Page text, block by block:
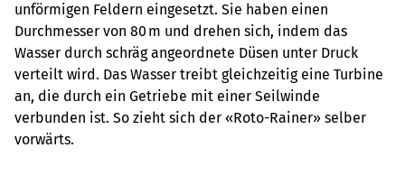
unförmigen Feldern eingesetzt. Sie haben einen
Durchmesser von 80 m und drehen sich, indem das
Wasser durch schräg angeordnete Düsen unter Druck
verteilt wird. Das Wasser treibt gleichzeitig eine Turbine
an, die durch ein Getriebe mit einer Seilwinde
verbunden ist. So zieht sich der «Roto-Rainer» selber
vorwärts.